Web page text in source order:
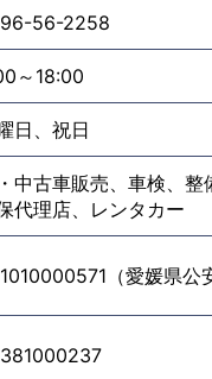
56-2258
～18:00
日、祝日
中古車販売、車検、整
代理店、レンタカー
（愛媛県公